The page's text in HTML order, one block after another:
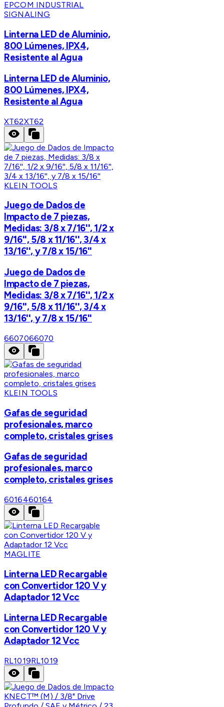
EPCOM INDUSTRIAL
SIGNALING
Linterna LED de Aluminio,
800 Lúmenes, IPX4,
Resistente al Agua
Linterna LED de Aluminio,
800 Lúmenes, IPX4,
Resistente al Agua
XT62XT62
KLEIN TOOLS
Juego de Dados de
Impacto de 7 piezas,
Medidas: 3/8 x 7/16'', 1/2 x
9/16'', 5/8 x 11/16'', 3/4 x
13/16'', y 7/8 x 15/16''
Juego de Dados de
Impacto de 7 piezas,
Medidas: 3/8 x 7/16'', 1/2 x
9/16'', 5/8 x 11/16'', 3/4 x
13/16'', y 7/8 x 15/16''
6607066070
KLEIN TOOLS
Gafas de seguridad
profesionales, marco
completo, cristales grises
Gafas de seguridad
profesionales, marco
completo, cristales grises
6016460164
MAGLITE
Linterna LED Recargable
con Convertidor 120 V y
Adaptador 12 Vcc
Linterna LED Recargable
con Convertidor 120 V y
Adaptador 12 Vcc
RL1019RL1019